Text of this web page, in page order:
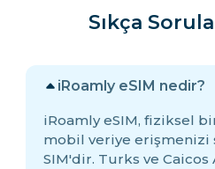
Sıkça
iRoamly eSIM nedir?
iRoamly eSIM, fiziksel
mobil veriye erişmenizi
SIM'dir. Turks ve Caicos